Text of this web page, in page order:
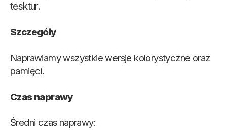
tesktur.
Szczegóły
Naprawiamy wszystkie wersje kolorystyczne oraz
pamięci.
Czas naprawy
Średni czas naprawy: